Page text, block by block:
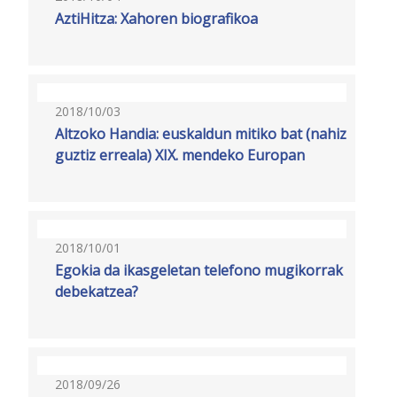
AztiHitza: Xahoren biografikoa
2018/10/03
Altzoko Handia: euskaldun mitiko bat (nahiz
guztiz erreala) XIX. mendeko Europan
2018/10/01
Egokia da ikasgeletan telefono mugikorrak
debekatzea?
2018/09/26